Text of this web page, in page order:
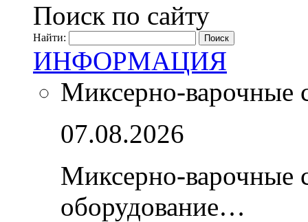
Поиск по сайту
Найти:
ИНФОРМАЦИЯ
Миксерно-варочные
07.08.2026
Миксерно-варочные
оборудование…